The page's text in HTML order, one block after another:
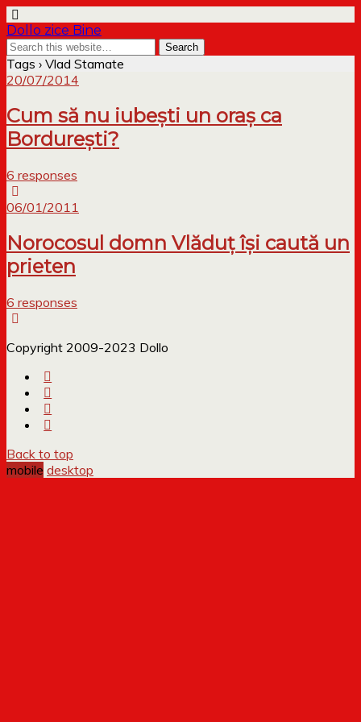
Dollo zice Bine
Tags › Vlad Stamate
20/07/2014
Cum să nu iubești un oraș ca
Bordurești?
6 responses
06/01/2011
Norocosul domn Vlăduț își caută un
prieten
6 responses
Copyright 2009-2023 Dollo
Back to top
mobile desktop